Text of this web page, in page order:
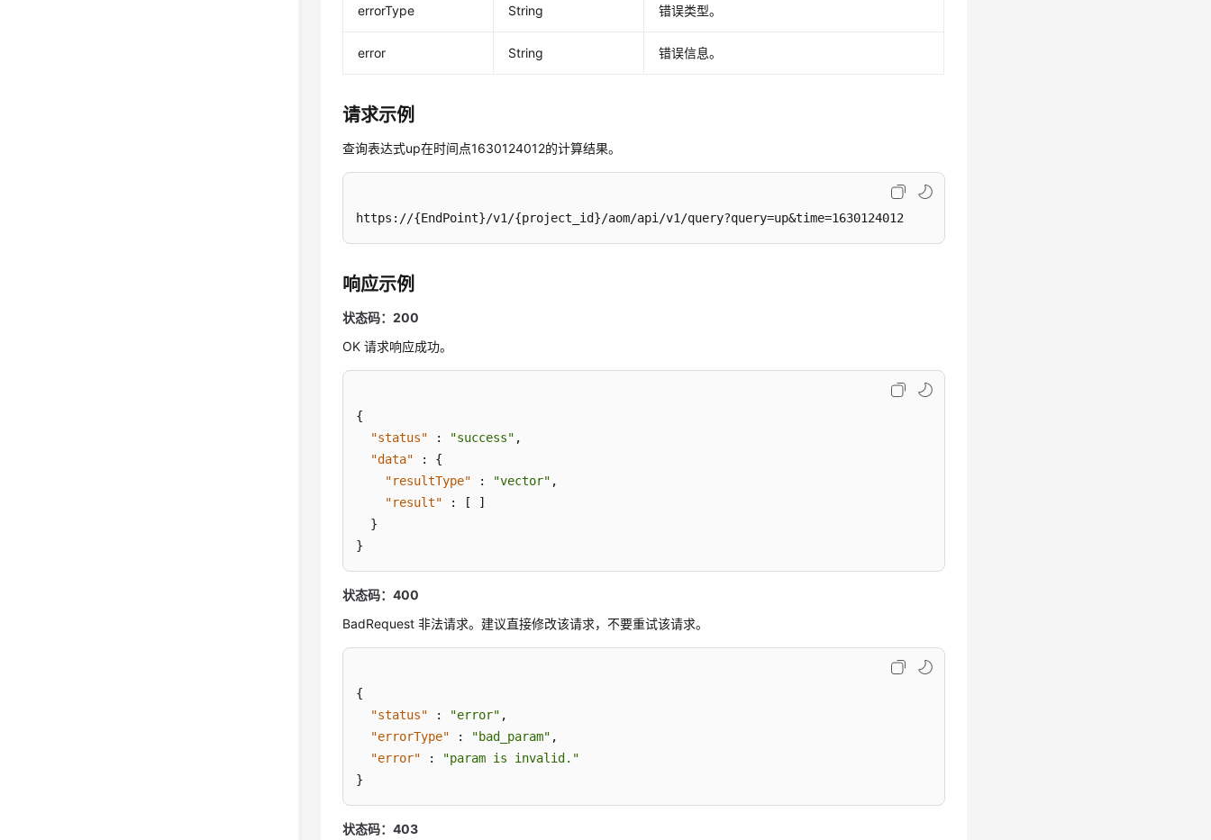
errorType String 错误类型。
error String 错误信息。
请求示例
查询表达式up在时间点1630124012的计算结果。
https://{EndPoint}/v1/{project_id}/aom/api/v1/query?query=up&time=1630124012
响应示例
状态码：200
OK 请求响应成功。
{
"status"
: "success" ,
"data"
:
{
"resultType"
: "vector" ,
"result"
: [
]
}
}
状态码：400
BadRequest 非法请求。建议直接修改该请求，不要重试该请求。
{
"status"
: "error" ,
"errorType"
: "bad_param" ,
"error"
:
"param is invalid."
}
状态码：403